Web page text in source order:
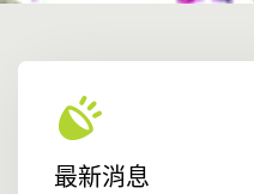
最新消息